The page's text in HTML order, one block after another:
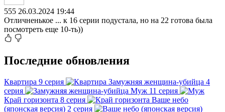
555 26.03.2024 19:44
Отличненькое ... к 16 серии подустала, но на 22 готова была
посмотреть еще 10-ть))
Последние обновления
Квартира 9 серия Замужняя женщина-убийца 4
серия
Муж 11 серия
Край горизонта 8 серия
Ваше небо
(японская версия) 2 серия